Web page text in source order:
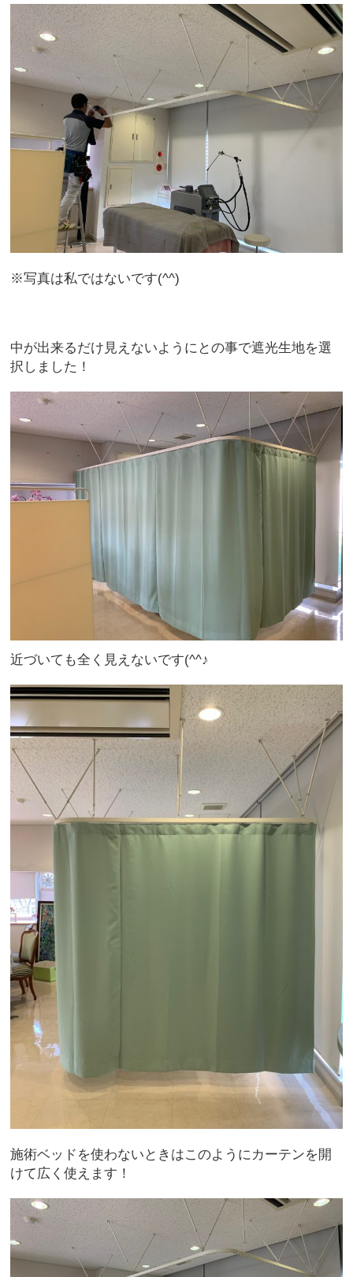
※写真は私ではないです(^^)
中が出来るだけ見えないようにとの事で遮光生地を選
択しました！
近づいても全く見えないです(^^♪
施術ベッドを使わないときはこのようにカーテンを開
けて広く使えます！